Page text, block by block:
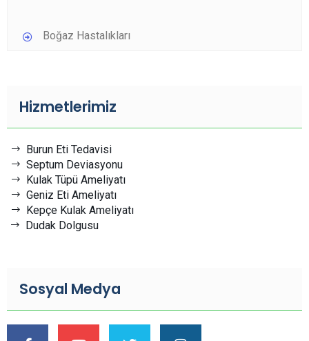
Boğaz Hastalıkları
Hizmetlerimiz
Burun Eti Tedavisi
Septum Deviasyonu
Kulak Tüpü Ameliyatı
Geniz Eti Ameliyatı
Kepçe Kulak Ameliyatı
Dudak Dolgusu
Sosyal Medya